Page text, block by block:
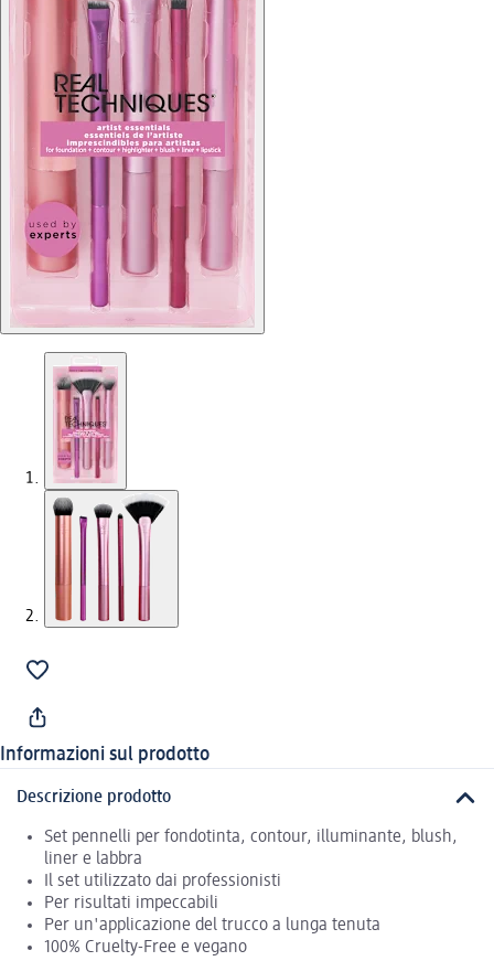
Informazioni sul prodotto
Descrizione prodotto
Set pennelli per fondotinta, contour, illuminante, blush,
liner e labbra
Il set utilizzato dai professionisti
Per risultati impeccabili
Per un'applicazione del trucco a lunga tenuta
100% Cruelty-Free e vegano